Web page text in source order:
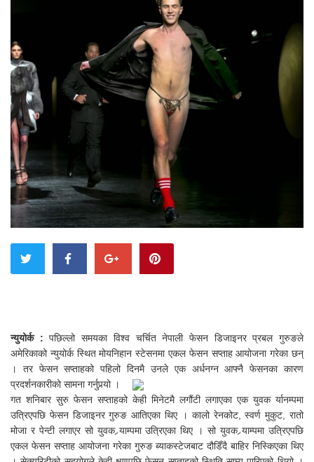
न्युयोर्क :पछिल्लो समयका विश्व चर्चित नेपाली फेसन डिजाइनर प्रबल गुरुङले
अमेरिकाको न्युयोर्क स्थित मोयनिहान स्टेसनमा एकल फेसन सप्ताह आयोजना गरेका छन्
। तर फेसन सप्ताहको पहिलो दिनमै उनले एक अर्धनग्न आफ्नै फेसनका कारण
प्रदर्शनकारीको सामना गर्नुपर्‍यो ।
गत शनिबार सुरु फेसन सप्ताहको केही मिनेटमै लगौंटी लगाएका एक युवक र्यानम्पमा
उत्रिएपछि फेसन डिजाइनर गुरुङ आतिएका थिए । कालो रेनकोट, स्वर्ण मुकुट, रातो
मोजा र पेन्टी लगाएर सो युवक र्‍याम्पमा उत्रिएका थिए । सो युवक र्‍याम्पमा उत्रिएपछि
एकल फेसन सप्ताह आयोजना गरेका गुरुङ ब्याकस्टेजबाट दौडिँदै बाहिर निस्किएका थिए